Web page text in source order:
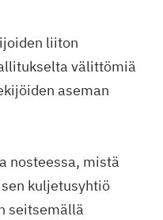
liiton
välittömiä
aseman
nosteessa, mistä
kuljetusyhtiö
seitsemällä